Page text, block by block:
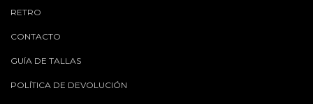
RETRO
CONTACTO
GUÍA DE TALLAS
POLÍTICA DE DEVOLUCIÓN